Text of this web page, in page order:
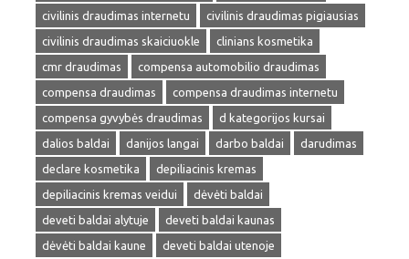
civilinis draudimas internetu
civilinis draudimas pigiausias
civilinis draudimas skaiciuokle
clinians kosmetika
cmr draudimas
compensa automobilio draudimas
compensa draudimas
compensa draudimas internetu
compensa gyvybės draudimas
d kategorijos kursai
dalios baldai
danijos langai darbo baldai
darudimas
declare kosmetika
depiliacinis kremas
depiliacinis kremas veidui
dėvėti baldai
deveti baldai alytuje
deveti baldai kaunas
dėvėti baldai kaune
deveti baldai utenoje